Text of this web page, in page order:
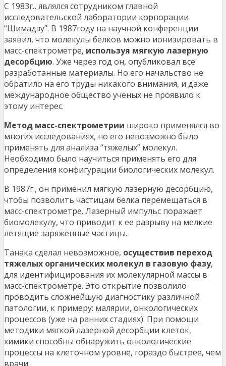
С 1983г., являлся сотрудником главной
исследовательской лаборатории корпорации
“Шимадзу”. В 1987году на научной конференции
заявил, что молекулы белков можно ионизировать в
масс-спектрометре, используя мягкую лазерную
десорбцию. Уже через год он, опубликовал все
разработанные материалы. Но его начальство не
обратило на его труды никакого внимания, и даже
международное общество ученых не проявило к
этому интерес.
Метод масс-спектрометрии широко применялся во
многих исследованиях, но его невозможно было
применять для анализа “тяжелых” молекул.
Необходимо было научиться применять его для
определения конфигурации биологических молекул.
В 1987г., он применил мягкую лазерную десорбцию,
чтобы позволить частицам белка перемещаться в
масс-спектрометре. Лазерный импульс поражает
биомолекулу, что приводит к ее разрыву на мелкие
летящие заряженные частицы.
Танака сделал невозможное, осуществив переход
тяжелых органических молекул в газовую фазу,
для идентифицирования их молекулярной массы в
масс-спектрометре. Это открытие позволило
проводить сложнейшую диагностику различной
патологии, к примеру: малярии, онкологических
процессов (уже на ранних стадиях). При помощи
методики мягкой лазерной десорбции клеток,
химики способны обнаружить онкологические
процессы на клеточном уровне, гораздо быстрее, чем
врачи.